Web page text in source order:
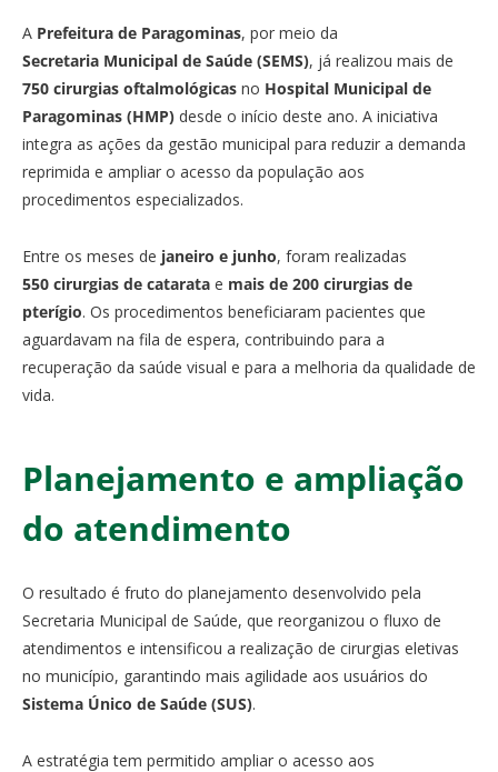
A Prefeitura de Paragominas, por meio da
Secretaria Municipal de Saúde (SEMS), já realizou mais de
750 cirurgias oftalmológicas no Hospital Municipal de
Paragominas (HMP) desde o início deste ano. A iniciativa
integra as ações da gestão municipal para reduzir a demanda
reprimida e ampliar o acesso da população aos
procedimentos especializados.
Entre os meses de janeiro e junho, foram realizadas
550 cirurgias de catarata e mais de 200 cirurgias de
pterígio. Os procedimentos beneficiaram pacientes que
aguardavam na fila de espera, contribuindo para a
recuperação da saúde visual e para a melhoria da qualidade de
vida.
Planejamento e ampliação
do atendimento
O resultado é fruto do planejamento desenvolvido pela
Secretaria Municipal de Saúde, que reorganizou o fluxo de
atendimentos e intensificou a realização de cirurgias eletivas
no município, garantindo mais agilidade aos usuários do
Sistema Único de Saúde (SUS).
A estratégia tem permitido ampliar o acesso aos